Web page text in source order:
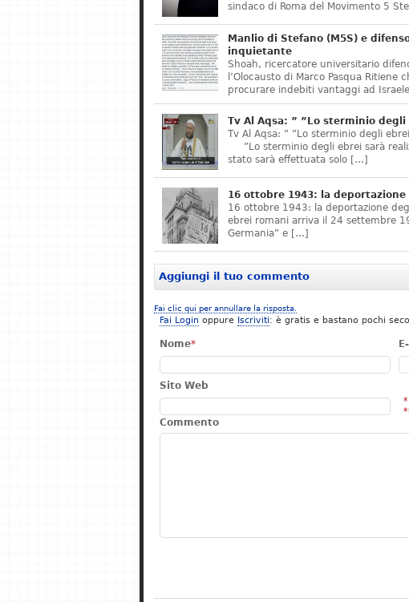
sindaco di Roma del Movimento 5
Manlio di Stefano (M5S) e
inquietante
Shoah, ricercatore universitario
l’Olocausto di Marco Pasqua
procurare indebiti vantaggi ad
Tv Al Aqsa: ” ”Lo sterminio
Tv Al Aqsa: ” ”Lo sterminio degli
”Lo sterminio degli ebrei sarà
stato sarà effettuata solo […]
16 ottobre 1943: la
16 ottobre 1943: la deportazione
ebrei romani arriva il 24 settembre
Germania” e […]
Aggiungi il tuo commento
Fai clic qui per annullare la risposta.
Fai Login oppure Iscriviti: è gratis e bastano pochi
Nome*
Sito Web
*
Commento